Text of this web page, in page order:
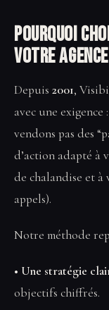
Pourquoi
votre
Depuis 2001,
avec une exigence :
vendons pas des
d’action adapté à
de chalandise et à
appels).
Notre méthode
• Une stratégie
objectifs chiffrés.